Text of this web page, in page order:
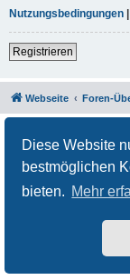
Diese Website
bestmöglichen
bieten. Mehr
Nutzungsbedingungen
Registrieren
Webseite Foren-